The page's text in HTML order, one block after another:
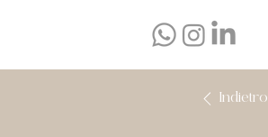
Indietro